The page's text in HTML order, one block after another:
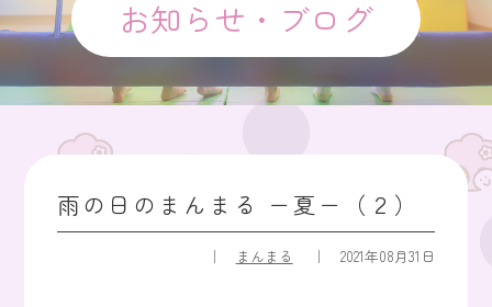
お知らせ・ブログ
雨の日のまんまる ー夏ー（２）
まんまる 2021年08月31日